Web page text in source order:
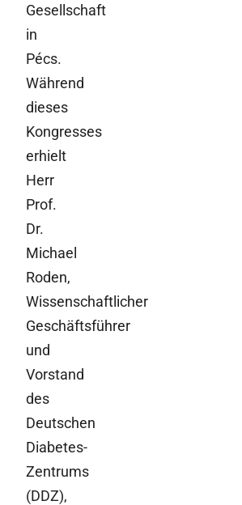
Gesellschaft
in
Pécs.
Während
dieses
Kongresses
erhielt
Herr
Prof.
Dr.
Michael
Roden,
Wissenschaftlicher
Geschäftsführer
und
Vorstand
des
Deutschen
Diabetes-
Zentrums
(DDZ),